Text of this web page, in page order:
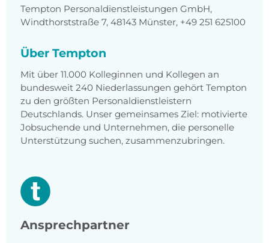
Tempton Personaldienstleistungen GmbH,
Windthorststraße 7, 48143 Münster, +49 251 625100
Über Tempton
Mit über 11.000 Kolleginnen und Kollegen an
bundesweit 240 Niederlassungen gehört Tempton
zu den größten Personaldienstleistern
Deutschlands. Unser gemeinsames Ziel: motivierte
Jobsuchende und Unternehmen, die personelle
Unterstützung suchen, zusammenzubringen.
Ansprechpartner